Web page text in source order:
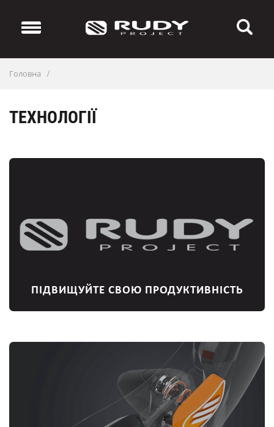
Головна /
ТЕХНОЛОГІЇ
ПІДВИЩУЙТЕ СВОЮ ПРОДУКТИВНІСТЬ